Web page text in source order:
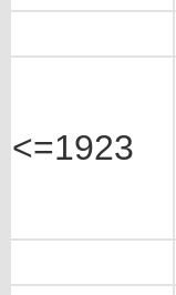
<=1923